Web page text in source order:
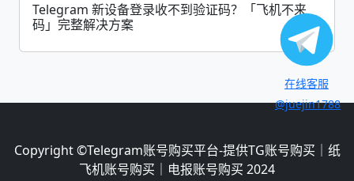
Telegram 新设备登录收不到验证码？「飞机不来
码」完整解决方案
在线客服
@juejin1788
Copyright ©Telegram账号购买平台-提供TG账号购买｜纸
飞机账号购买｜电报账号购买 2024